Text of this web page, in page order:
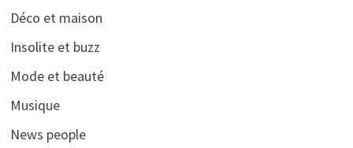
Déco et maison
Insolite et buzz
Mode et beauté
Musique
News people